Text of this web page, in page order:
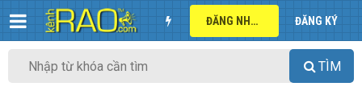
ĐĂNG NHẬP ĐĂNG KÝ
TÌM